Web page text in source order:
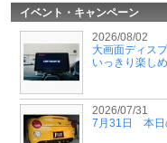
イベント・キャンペーン
2026/08/02
大画面ディス
いっきり楽し
2026/07/31
7月31日 本日